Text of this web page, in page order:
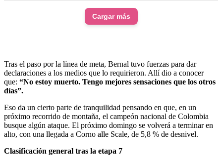
Cargar más
Tras el paso por la línea de meta, Bernal tuvo fuerzas para dar
declaraciones a los medios que lo requirieron. Allí dio a conocer
que: “No estoy muerto. Tengo mejores sensaciones que los otros
días”.
Eso da un cierto parte de tranquilidad pensando en que, en un
próximo recorrido de montaña, el campeón nacional de Colombia
busque algún ataque. El próximo domingo se volverá a terminar en
alto, con una llegada a Corno alle Scale, de 5,8 % de desnivel.
Clasificación general tras la etapa 7